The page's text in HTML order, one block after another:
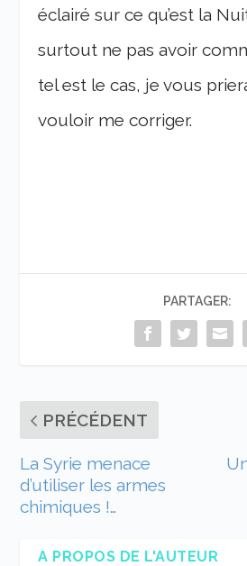
éclairé sur ce qu’est la
surtout ne pas avoir
tel est le cas, je vous
vouloir me corriger.
PARTAGER:
PRÉCÉDENT
La Syrie menace
d’utiliser les armes
chimiques !…
A PROPOS DE L'AUTEUR